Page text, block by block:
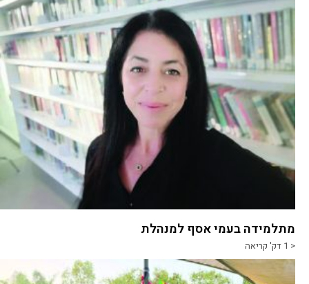
מתלמידה בעמי אסף למנהלת
< 1 דק' קריאה